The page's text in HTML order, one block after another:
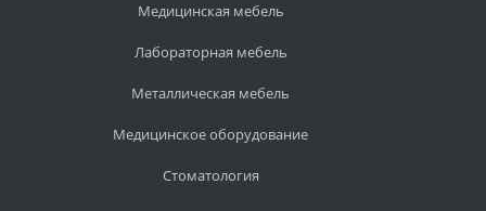
Медицинская мебель
Лабораторная мебель
Металлическая мебель
Медицинское оборудование
Стоматология